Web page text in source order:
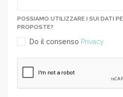
POSSIAMO UTILIZZARE I SUI DATI
PROPOSTE?
Do il consenso Privacy